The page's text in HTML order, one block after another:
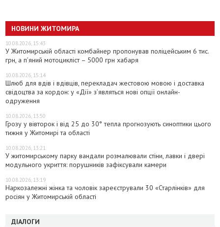
НОВИНИ ЖИТОМИРА
10.08.2026, 15:43
У Житомирській області комбайнер пропонував поліцейським 6 тис.
грн, а п’яний мотоцикліст – 5000 грн хабаря
10.08.2026, 15:14
Шлюб для вдів і вдівців, перекладач жестовою мовою і доставка
свідоцтва за кордон: у «Дії» з’являться нові опції онлайн-
одруження
10.08.2026, 13:50
Грозу у вівторок і від 25 до 30° тепла прогнозують синоптики цього
тижня у Житомирі та області
10.08.2026, 13:21
У житомирському парку вандали розмалювали стіни, лавки і двері
модульного укриття: порушників зафіксували камери
10.08.2026, 13:19
Наркозалежні жінка та чоловік зареєстрували 30 «Старлінків» для
росіян у Житомирській області
ДІАЛОГИ